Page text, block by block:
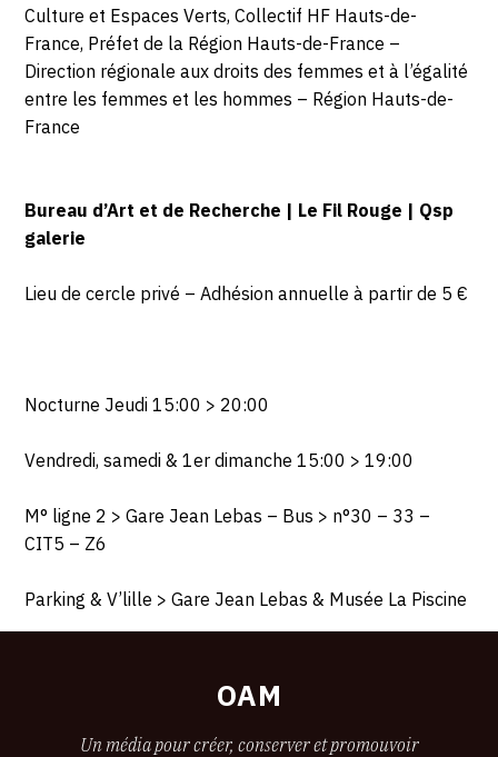
Culture et Espaces Verts, Collectif HF Hauts-de-
France, Préfet de la Région Hauts-de-France –
Direction régionale aux droits des femmes et à l’égalité
entre les femmes et les hommes – Région Hauts-de-
France
Bureau d’Art et de Recherche | Le Fil Rouge | Qsp
galerie
Lieu de cercle privé – Adhésion annuelle à partir de 5 €
Nocturne Jeudi 15:00 > 20:00
Vendredi, samedi & 1er dimanche 15:00 > 19:00
M° ligne 2 > Gare Jean Lebas – Bus > n°30 – 33 –
CIT5 – Z6
Parking & V’lille > Gare Jean Lebas & Musée La Piscine
OAM
Un média pour créer, conserver et promouvoir